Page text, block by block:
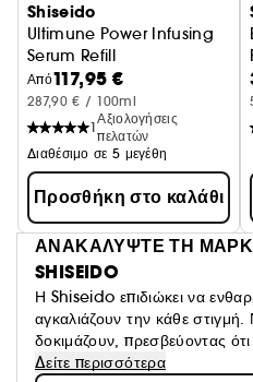
Shiseido
Ultimune Power Infusing
Serum Refill
Face Serum
Από117,95 €
287,90 € / 100ml
1
Αξιολογήσεις
πελατών
Διαθέσιμο σε 5 μεγέθη
Προσθήκη στο καλάθι
ΑΝΑΚΑΛΥΨΤΕ ΤΗ
SHISEIDO
Η Shiseido επιδιώκει να
αγκαλιάζουν την κάθε
δοκιμάζουν, πρεσβεύοντας
όρια.
Δείτε περισσότερα